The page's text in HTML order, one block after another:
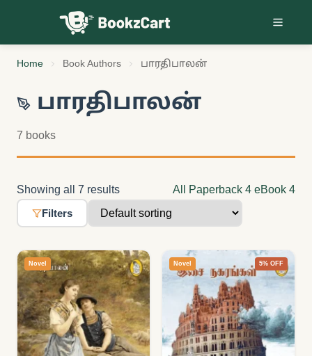
Skip to content
Home Book Authors பாரதிபாலன்
பாரதிபாலன்
7 books
Showing all 7 results All Paperback 4 eBook 4
Filters
Novel Novel 5% OFF